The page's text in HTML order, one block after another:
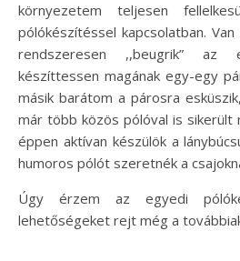
környezetem teljesen
pólókészítéssel kapcsolatban.
rendszeresen ,,beugrik” az
készíttessen magának egy-egy
másik barátom a párosra
már több közös pólóval is sikerült
éppen aktívan készülök a
humoros pólót szeretnék a
Úgy érzem az egyedi
lehetőségeket rejt még a